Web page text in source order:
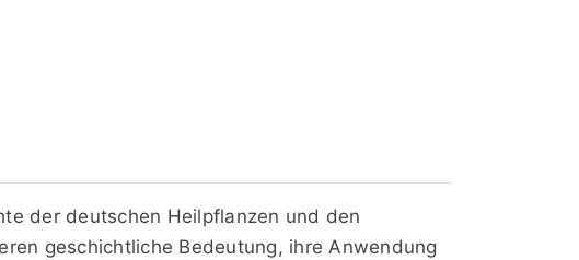
der deutschen Heilpflanzen und den
geschichtliche Bedeutung, ihre Anwendung